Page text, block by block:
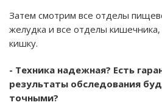
Затем смотрим все отделы
желудка и все отделы
кишку.
- Техника надежная? Есть
результаты обследования
точными?